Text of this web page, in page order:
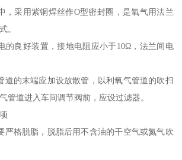
，采用紫铜焊丝作O型密封圈，是氧气用法兰
。
的良好装置，接地电阻应小于10Ω，法兰间电
道的末端应加设放散管，以利氧气管道的吹扫
管道进入车间调节阀前，应设过滤器。
严格脱脂，脱脂后用不含油的干空气或氮气吹